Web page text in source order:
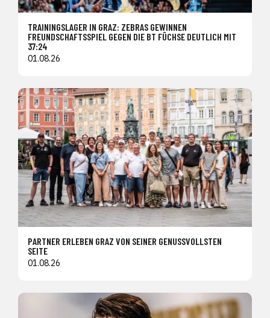
TRAININGSLAGER IN GRAZ: ZEBRAS GEWINNEN
FREUNDSCHAFTSSPIEL GEGEN DIE BT FÜCHSE DEUTLICH MIT
37:24
01.08.26
PARTNER ERLEBEN GRAZ VON SEINER GENUSSVOLLSTEN
SEITE
01.08.26